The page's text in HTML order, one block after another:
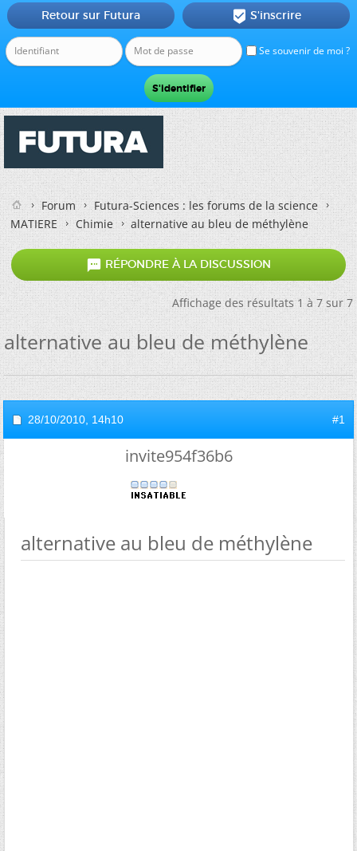
Se souvenir de moi ?
Retour sur Futura  S'inscrire
Forum
Futura-Sciences : les forums de la science
MATIERE
Chimie alternative au bleu de méthylène
 RÉPONDRE À LA DISCUSSION
Affichage des résultats 1 à 7 sur 7
alternative au bleu de méthylène
28/10/2010, 14h10 #1
invite954f36b6
alternative au bleu de méthylène